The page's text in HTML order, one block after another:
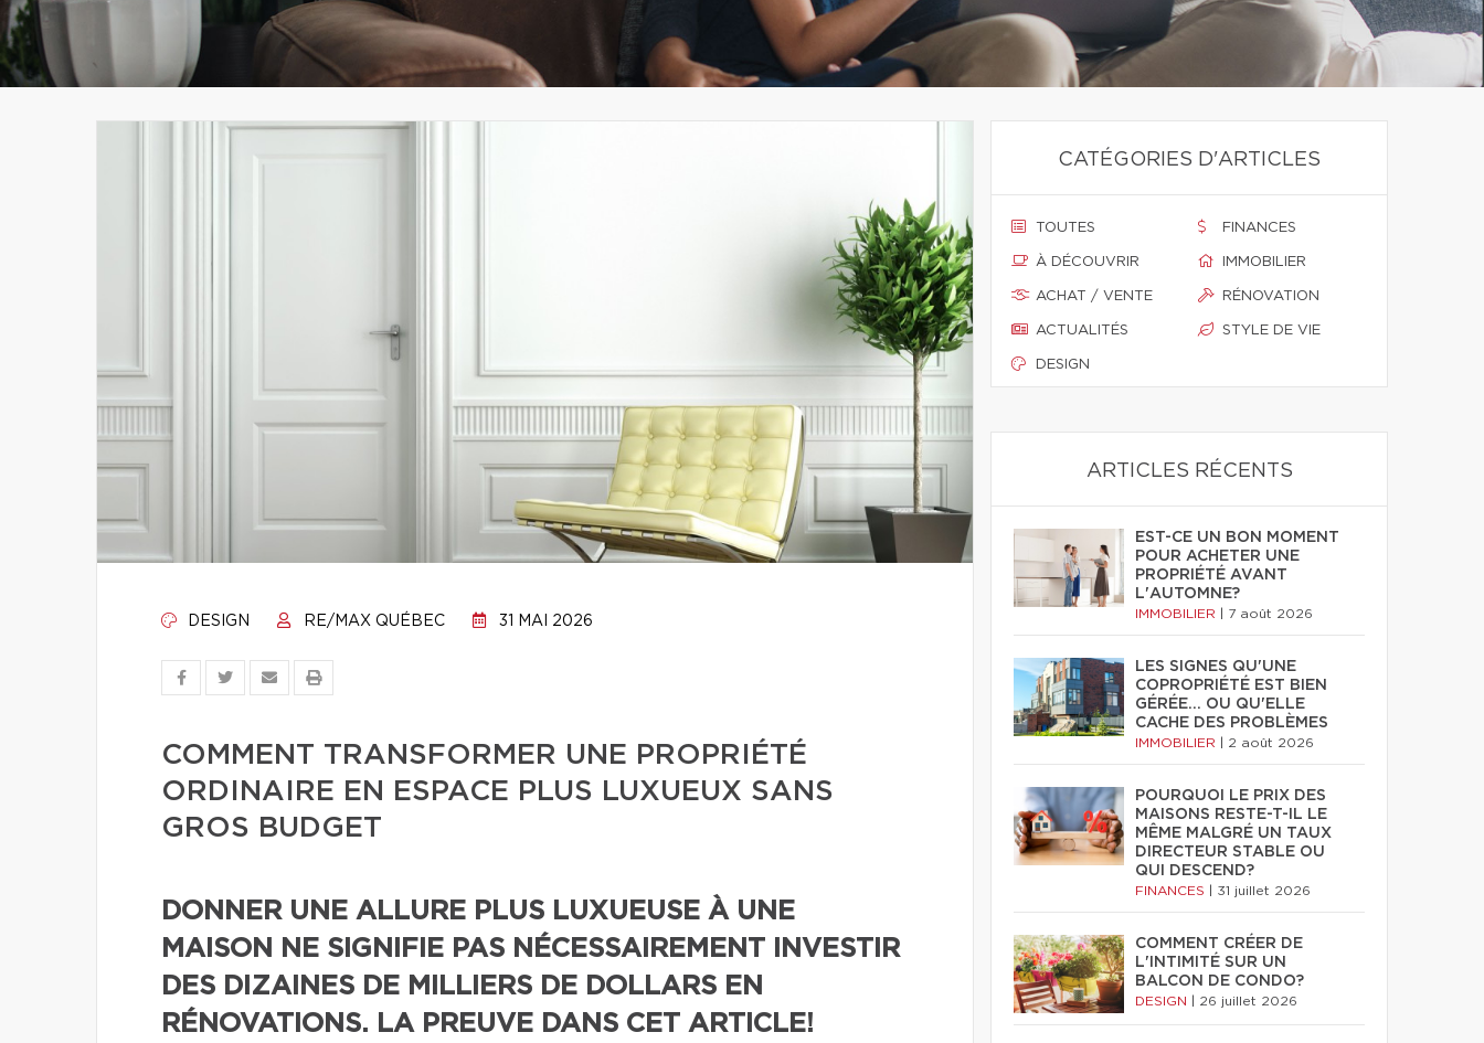
DESIGN RE/MAX QUÉBEC 31 MAI 2026
COMMENT TRANSFORMER UNE PROPRIÉTÉ
ORDINAIRE EN ESPACE PLUS LUXUEUX SANS
GROS BUDGET
DONNER UNE ALLURE PLUS LUXUEUSE À UNE
MAISON NE SIGNIFIE PAS NÉCESSAIREMENT INVESTIR
DES DIZAINES DE MILLIERS DE DOLLARS EN
RÉNOVATIONS. LA PREUVE DANS CET ARTICLE!
CATÉGORIES D'ARTICLES
TOUTES
À DÉCOUVRIR
ACHAT / VENTE
ACTUALITÉS
DESIGN
FINANCES
IMMOBILIER
RÉNOVATION
STYLE DE VIE
ARTICLES RÉCENTS
EST-CE UN BON MOMENT
POUR ACHETER UNE
PROPRIÉTÉ AVANT
L'AUTOMNE?
IMMOBILIER 7 août 2026
LES SIGNES QU'UNE
COPROPRIÉTÉ EST BIEN
GÉRÉE… OU QU'ELLE
CACHE DES PROBLÈMES
IMMOBILIER 2 août 2026
POURQUOI LE PRIX DES
MAISONS RESTE-T-IL LE
MÊME MALGRÉ UN TAUX
DIRECTEUR STABLE OU
QUI DESCEND?
FINANCES 31 juillet 2026
COMMENT CRÉER DE
L'INTIMITÉ SUR UN
BALCON DE CONDO?
DESIGN 26 juillet 2026